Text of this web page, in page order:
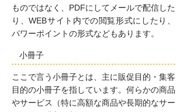
ものではなく、PDFにしてメールで配信した
り、WEBサイト内での閲覧形式にしたり、
パワーポイントの形式などもあります。
小冊子
ここで言う小冊子とは、主に販促目的・集客
目的の小冊子を指しています。何らかの商品
やサービス（特に高額な商品や長期的なサー